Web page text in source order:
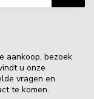
aankoop, bezoek
u onze
vragen en
te komen.